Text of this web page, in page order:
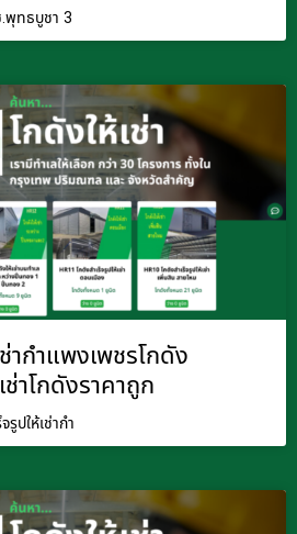
.พุทธบูชา 3
ากำแพงเพชรโกดัง
ช่าโกดังราคาถูก
รูปให้เช่ากำ